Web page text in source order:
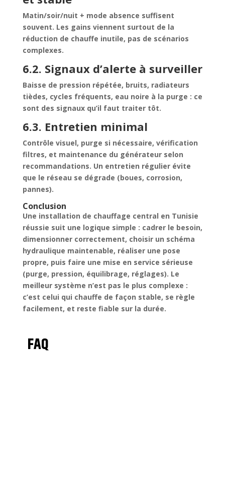
Matin/soir/nuit + mode absence suffisent
souvent. Les gains viennent surtout de la
réduction de chauffe inutile, pas de scénarios
complexes.
6.2. Signaux d’alerte à surveiller
Baisse de pression répétée, bruits, radiateurs
tièdes, cycles fréquents, eau noire à la purge : ce
sont des signaux qu’il faut traiter tôt.
6.3. Entretien minimal
Contrôle visuel, purge si nécessaire, vérification
filtres, et maintenance du générateur selon
recommandations. Un entretien régulier évite
que le réseau se dégrade (boues, corrosion,
pannes).
Conclusion
Une installation de chauffage central en Tunisie
réussie suit une logique simple : cadrer le besoin,
dimensionner correctement, choisir un schéma
hydraulique maintenable, réaliser une pose
propre, puis faire une mise en service sérieuse
(purge, pression, équilibrage, réglages). Le
meilleur système n’est pas le plus complexe :
c’est celui qui chauffe de façon stable, se règle
facilement, et reste fiable sur la durée.
FAQ